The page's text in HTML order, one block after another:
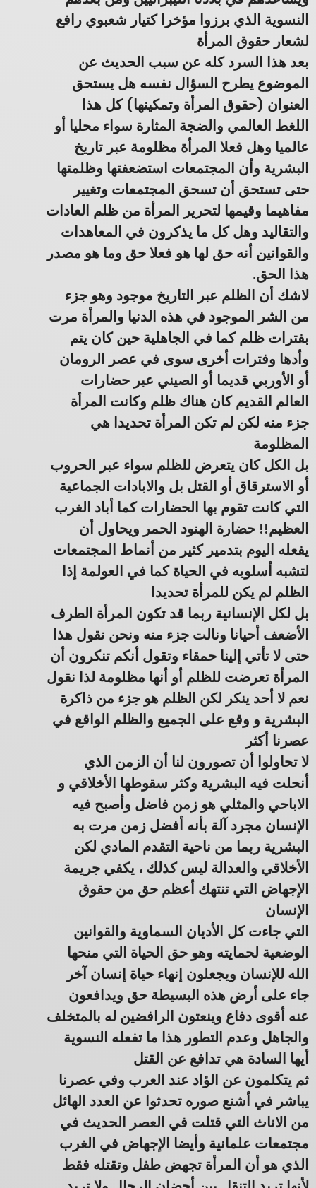
النسوية الذي برزوا مؤخرا كتيار شعبوي رافع
لشعار حقوق المرأة
بعد هذا السرد كله عن سبب الحديث عن
الموضوع يطرح السؤال نفسه هل يستحق
العنوان (حقوق المرأة وتمكينها) كل هذا
اللغط العالمي والضجة المثارة سواء محليا أو
عالميا وهل فعلا المرأة مظلومة عبر تاريخ
البشرية وأن المجتمعات استضعفتها وظلمتها
حتى تستحق أن تسحق المجتمعات وتغيير
مفاهيما وقيمها لتحرير المرأة من ظلم العادات
والتقاليد وهل كل ما يذكرون في المعاهدات
والقوانين أنه حق لها هو فعلا حق وما هو مصدر
هذا الحق.
لاشك أن الظلم عبر التاريخ موجود وهو جزء
من الشر الموجود في هذه الدنيا والمرأة مرت
بفترات ظلم كما في الجاهلية حين كان يتم
وأدها وفترات أخرى سوى في عصر الرومان
أو الأوربي قديما أو الصيني عبر حضارات
العالم القديم كان هناك ظلم وكانت المرأة
جزء منه لكن لم تكن المرأة تحديدا هي
المظلومة
بل الكل كان يتعرض للظلم سواء عبر الحروب
أو الاسترقاق أو القتل بل والابادات الجماعية
التي كانت تقوم بها الحضارات كما أباد الغرب
العظيم!! حضارة الهنود الحمر ويحاول أن
يفعله اليوم بتدمير كثير من أنماط المجتمعات
لتشبه أسلوبه في الحياة كما في العولمة إذا
الظلم لم يكن للمرأة تحديدا
بل لكل الإنسانية ربما قد تكون المرأة الطرف
الأضعف أحيانا ونالت جزء منه ونحن نقول هذا
حتى لا تأتي إلينا حمقاء وتقول أنكم تنكرون أن
المرأة تعرضت للظلم أو أنها مظلومة لذا نقول
نعم لا أحد ينكر لكن الظلم هو جزء من ذاكرة
البشرية و وقع على الجميع والظلم الواقع في
عصرنا أكثر
لا تحاولوا أن تصورون لنا أن الزمن الذي
أنحلت فيه البشرية وكثر سقوطها الأخلاقي و
الاباحي والمثلي هو زمن فاضل وأصبح فيه
الإنسان مجرد آلة بأنه أفضل زمن مرت به
البشرية ربما من ناحية التقدم المادي لكن
الأخلاقي والعدالة ليس كذلك ، يكفي جريمة
الإجهاض التي تنتهك أعظم حق من حقوق
الإنسان
التي جاءت كل الأديان السماوية والقوانين
الوضعية لحمايته وهو حق الحياة التي منحها
الله للإنسان ويجعلون إنهاء حياة إنسان آخر
جاء على أرض هذه البسيطة حق ويدافعون
عنه أقوى دفاع وينعتون الرافضين له بالمتخلف
والجاهل وعدم التطور هذا ما تفعله النسوية
أيها السادة هي تدافع عن القتل
ثم يتكلمون عن الؤاد عند العرب وفي عصرنا
يباشر في أشنع صوره تحدثوا عن العدد الهائل
من الاناث التي قتلت في العصر الحديث في
مجتمعات علمانية وأيضا الإجهاض في الغرب
الذي هو أن المرأة تجهض طفل وتقتله فقط